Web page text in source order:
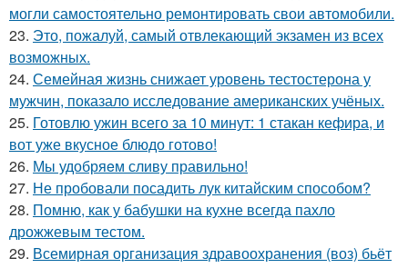
могли самостоятельно ремонтировать свои автомобили.
23. Это, пожалуй, самый отвлекающий экзамен из всех
возможных.
24. Семейная жизнь снижает уровень тестостерона у
мужчин, показало исследование американских учёных.
25. Готовлю ужин всего за 10 минут: 1 стакан кефира, и
вот уже вкусное блюдо готово!
26. Мы удобряeм сливу правильно!
27. Не пробовали посадить лук китайским способом?
28. Помню, как у бабушки на кухне всегда пахло
дрожжевым тестом.
29. Всемирная организация здравоохранения (воз) бьёт